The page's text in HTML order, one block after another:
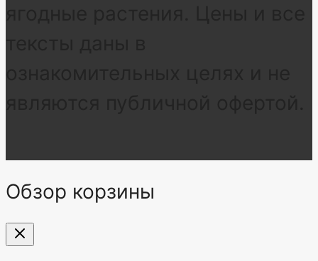
Обзор корзины